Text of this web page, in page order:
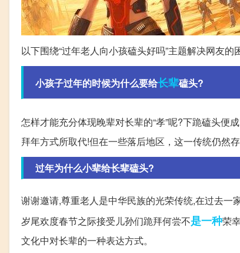
以下围绕“过年老人向小孩磕头好吗”主题解决网友的
小孩子过年的时候为什么要给长辈磕头?
怎样才能充分体现晚辈对长辈的“孝”呢?下跪磕头便
拜年方式所取代!但在一些落后地区，这一传统仍然
过年为什么小辈给长辈磕头?
谢谢邀请,尊重老人是中华民族的光荣传统,在过去
岁尾欢度春节之际接受儿孙们跪拜何尝不是一种荣
文化中对长辈的一种表达方式。